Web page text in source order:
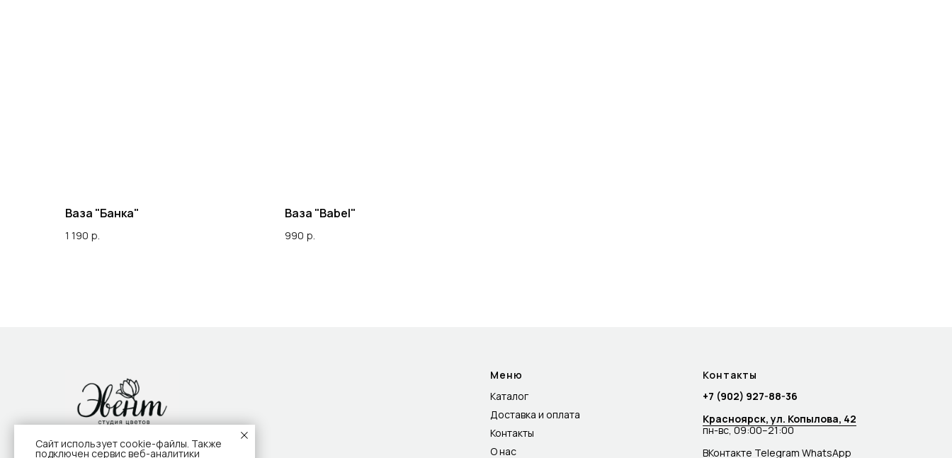
Ваза "Банка"
1 190 р.
Ваза "Babel"
990 р.
Сайт использует cookie-файлы. Также
подключен сервис веб-аналитики
Меню
Каталог
Доставка и оплата
Контакты
О нас
Контакты
+7 (902) 927-88-36
Красноярск, ул. Копылова, 42
пн-вс, 09:00–21:00
ВКонтакте Telegram WhatsApp